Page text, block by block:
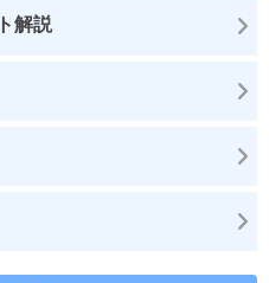
解説